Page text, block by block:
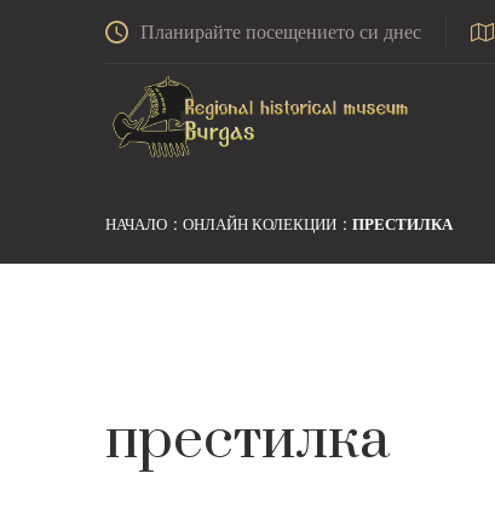
Планирайте посещението си днес
НАЧАЛО ОНЛАЙН КОЛЕКЦИИ ПРЕСТИЛКА
престилка